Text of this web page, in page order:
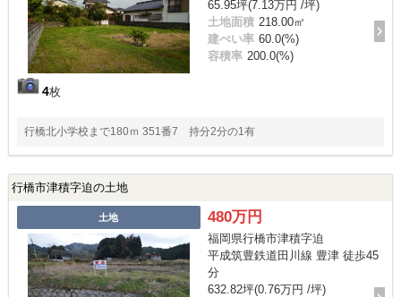
4枚
65.95坪(7.13万円 /坪)
土地面積 218.00㎡
建ぺい率 60.0(%)
容積率 200.0(%)
行橋北小学校まで180ｍ 351番7 持分2分の1有
行橋市津積字迫の土地
土地 480万円
福岡県行橋市津積字迫
平成筑豊鉄道田川線 豊津 徒歩45
分
632.82坪(0.76万円 /坪)